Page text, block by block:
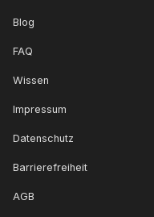
Blog
FAQ
Wissen
Impressum
Datenschutz
Barrierefreiheit
AGB